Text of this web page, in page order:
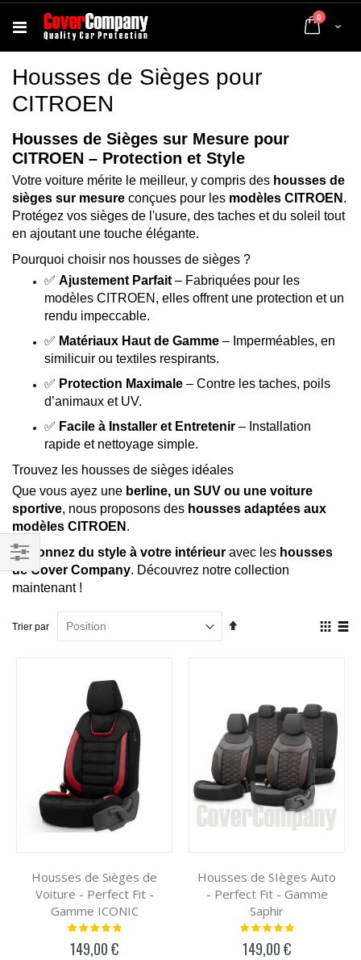
Cart
0 articles
Housses de Sièges pour
CITROEN
Housses de Sièges sur Mesure pour
CITROEN – Protection et Style
Votre voiture mérite le meilleur, y compris des housses de
sièges sur mesure conçues pour les modèles CITROEN .
Protégez vos sièges de l'usure, des taches et du soleil tout
en ajoutant une touche élégante.
Pourquoi choisir nos housses de sièges ?
✅ Ajustement Parfait – Fabriquées pour les
modèles CITROEN, elles offrent une protection et un
rendu impeccable.
✅ Matériaux Haut de Gamme – Imperméables, en
similicuir ou textiles respirants.
✅ Protection Maximale – Contre les taches, poils
d’animaux et UV.
✅ Facile à Installer et Entretenir – Installation
rapide et nettoyage simple.
Trouvez les housses de sièges idéales
Que vous ayez une berline, un SUV ou une voiture
sportive, nous proposons des housses adaptées aux
modèles CITROEN .
Redonnez du style à votre intérieur avec les housses
de Cover Company. Découvrez notre collection
maintenant !
Trier par
Par
Housses de Sièges de
Voiture - Perfect Fit -
Gamme ICONIC
Notation:
149,00 €
Housses de SIèges Auto
- Perfect Fit - Gamme
Saphir
Notation:
149,00 €
Filtrer
par